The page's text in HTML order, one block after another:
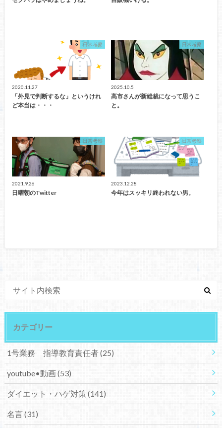
日常考察
2020.11.27
「外見で判断するな」というけれ
ど本当は・・・
日常考察
2025.10.5
高市さんが新総裁になって思うこ
と。
日常考察
2021.9.26
日曜朝のTwitter
日常考察
2023.12.28
今年はスッキリ終われない男。
カテゴリー
1号業務 指導教育責任者(25)
youtube•動画(53)
ダイエット・ハゲ対策(141)
名言(31)